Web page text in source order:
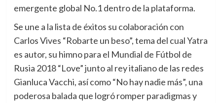
emergente global No.1 dentro de la plataforma.
Se une a la lista de éxitos su colaboración con
Carlos Vives “Robarte un beso”, tema del cual Yatra
es autor, su himno para el Mundial de Fútbol de
Rusia 2018 “Love” junto al rey italiano de las redes
Gianluca Vacchi, así como “No hay nadie más”, una
poderosa balada que logró romper paradigmas y